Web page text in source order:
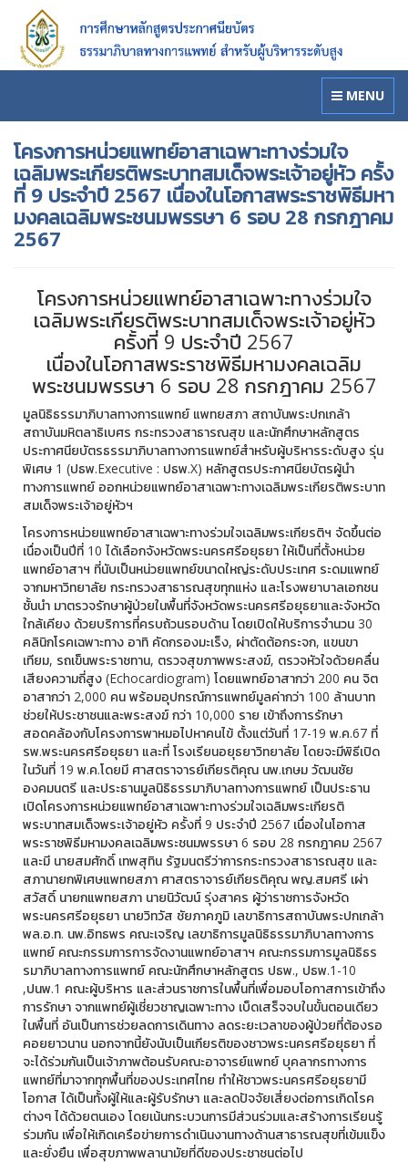
MENU
โครงการหน่วยแพทย์อาสาเฉพาะทางร่วมใจ
เฉลิมพระเกียรติพระบาทสมเด็จพระเจ้าอยู่หัว ครั้ง
ที่ 9 ประจำปี 2567 เนื่องในโอกาสพระราชพิธีมหา
มงคลเฉลิมพระชนมพรรษา 6 รอบ 28 กรกฎาคม
2567
โครงการหน่วยแพทย์อาสาเฉพาะทางร่วมใจ
เฉลิมพระเกียรติพระบาทสมเด็จพระเจ้าอยู่หัว
ครั้งที่ 9 ประจำปี 2567
เนื่องในโอกาสพระราชพิธีมหามงคลเฉลิม
พระชนมพรรษา 6 รอบ 28 กรกฎาคม 2567
มูลนิธิธรรมาภิบาลทางการแพทย์ แพทยสภา สถาบันพระปกเกล้า
สถาบันมหิตลาธิเบศร กระทรวงสาธารณสุข และนักศึกษาหลักสูตร
ประกาศนียบัตรธรรมาภิบาลทางการแพทย์สำหรับผู้บริหารระดับสูง รุ่น
พิเศษ 1 (ปธพ.Executive : ปธพ.X) หลักสูตรประกาศนียบัตรผู้นำ
ทางการแพทย์ ออกหน่วยแพทย์อาสาเฉพาะทางเฉลิมพระเกียรติพระบาท
สมเด็จพระเจ้าอยู่หัวฯ
โครงการหน่วยแพทย์อาสาเฉพาะทางร่วมใจเฉลิมพระเกียรติฯ จัดขึ้นต่อ
เนื่องเป็นปีที่ 10 ได้เลือกจังหวัดพระนครศรีอยุธยา ให้เป็นที่ตั้งหน่วย
แพทย์อาสาฯ ที่นับเป็นหน่วยแพทย์ขนาดใหญ่ระดับประเทศ ระดมแพทย์
จากมหาวิทยาลัย กระทรวงสาธารณสุขทุกแห่ง และโรงพยาบาลเอกชน
ชั้นนำ มาตรวจรักษาผู้ป่วยในพื้นที่จังหวัดพระนครศรีอยุธยาและจังหวัด
ใกล้เคียง ด้วยบริการที่ครบถ้วนรอบด้าน โดยเปิดให้บริการจำนวน 30
คลินิกโรคเฉพาะทาง อาทิ คัดกรองมะเร็ง, ผ่าตัดต้อกระจก, แขนขา
เทียม, รถเข็นพระราชทาน, ตรวจสุขภาพพระสงฆ์, ตรวจหัวใจด้วยคลื่น
เสียงความถี่สูง (Echocardiogram) โดยแพทย์อาสากว่า 200 คน จิต
อาสากว่า 2,000 คน พร้อมอุปกรณ์การแพทย์มูลค่ากว่า 100 ล้านบาท
ช่วยให้ประชาชนและพระสงฆ์ กว่า 10,000 ราย เข้าถึงการรักษา
สอดคล้องกับโครงการพาหมอไปหาคนไข้ ตั้งแต่วันที่ 17-19 พ.ค.67 ที่
รพ.พระนครศรีอยุธยา และที่ โรงเรียนอยุธยาวิทยาลัย โดยจะมีพิธีเปิด
ในวันที่ 19 พ.ค.โดยมี ศาสตราจารย์เกียรติคุณ นพ.เกษม วัฒนชัย
องคมนตรี และประธานมูลนิธิธรรมาภิบาลทางการแพทย์ เป็นประธาน
เปิดโครงการหน่วยแพทย์อาสาเฉพาะทางร่วมใจเฉลิมพระเกียรติ
พระบาทสมเด็จพระเจ้าอยู่หัว ครั้งที่ 9 ประจำปี 2567 เนื่องในโอกาส
พระราชพิธีมหามงคลเฉลิมพระชนมพรรษา 6 รอบ 28 กรกฎาคม 2567
และมี นายสมศักดิ์ เทพสุทิน รัฐมนตรีว่าการกระทรวงสาธารณสุข และ
สภานายกพิเศษแพทยสภา ศาสตราจารย์เกียรติคุณ พญ.สมศรี เผ่า
สวัสดิ์ นายกแพทยสภา นายนิวัฒน์ รุ่งสาคร ผู้ว่าราชการจังหวัด
พระนครศรีอยุธยา นายวิทวัส ชัยภาคภูมิ เลขาธิการสถาบันพระปกเกล้า
พล.อ.ท. นพ.อิทธพร คณะเจริญ เลขาธิการมูลนิธิธรรมาภิบาลทางการ
แพทย์ คณะกรรมการการจัดงานแพทย์อาสาฯ คณะกรรมการมูลนิธิธร
รมาภิบาลทางการแพทย์ คณะนักศึกษาหลักสูตร ปธพ., ปธพ.1-10
,ปนพ.1 คณะผู้บริหาร และส่วนราชการในพื้นที่เพื่อมอบโอกาสการเข้าถึง
การรักษา จากแพทย์ผู้เชี่ยวชาญเฉพาะทาง เบ็ดเสร็จจบในขั้นตอนเดียว
ในพื้นที่ อันเป็นการช่วยลดการเดินทาง ลดระยะเวลาของผู้ป่วยที่ต้องรอ
คอยยาวนาน นอกจากนี้ยังนับเป็นเกียรติของชาวพระนครศรีอยุธยา ที่
จะได้ร่วมกันเป็นเจ้าภาพต้อนรับคณะอาจารย์แพทย์ บุคลากรทางการ
แพทย์ที่มาจากทุกพื้นที่ของประเทศไทย ทำให้ชาวพระนครศรีอยุธยามี
โอกาส ได้เป็นทั้งผู้ให้และผู้รับรักษา และลดปัจจัยเสี่ยงต่อการเกิดโรค
ต่างๆ ได้ด้วยตนเอง โดยเน้นกระบวนการมีส่วนร่วมและสร้างการเรียนรู้
ร่วมกัน เพื่อให้เกิดเครือข่ายการดำเนินงานทางด้านสาธารณสุขที่เข้มแข็ง
และยั่งยืน เพื่อสุขภาพพลานามัยที่ดีของประชาชนต่อไป